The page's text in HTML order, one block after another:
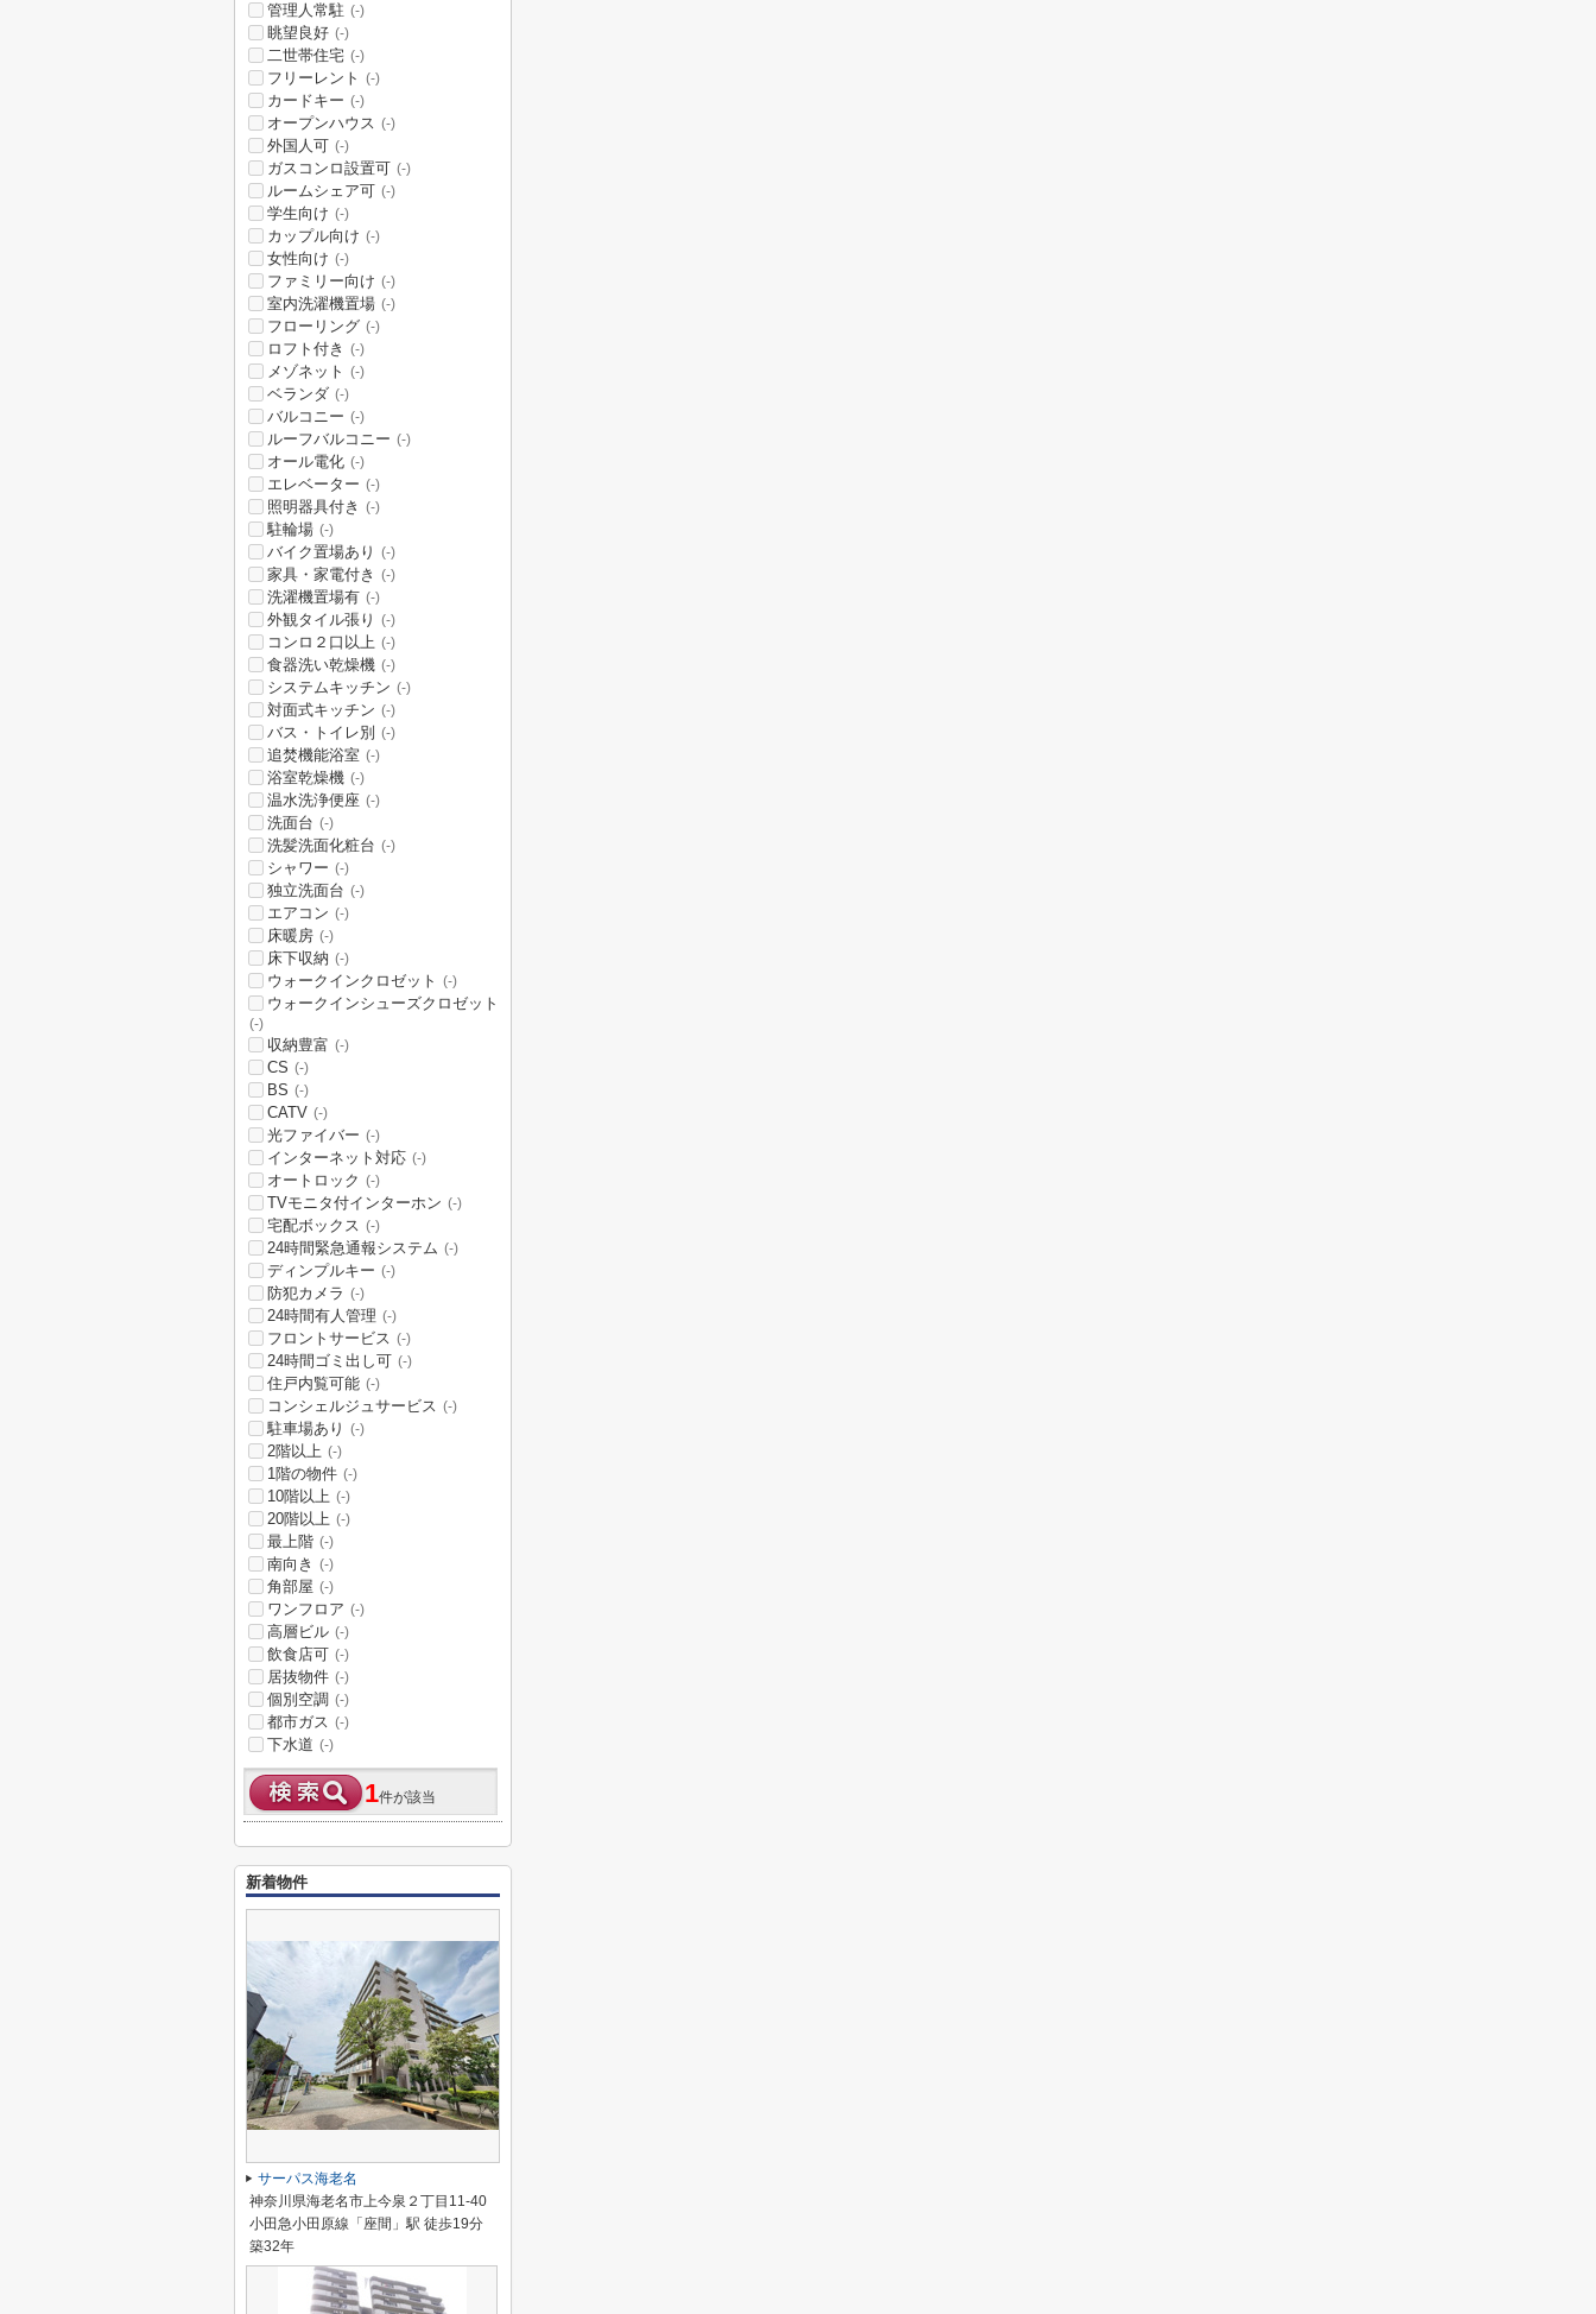
管理人常駐 (-)
眺望良好 (-)
二世帯住宅 (-)
フリーレント (-)
カードキー (-)
オープンハウス (-)
外国人可 (-)
ガスコンロ設置可 (-)
ルームシェア可 (-)
学生向け (-)
カップル向け (-)
女性向け (-)
ファミリー向け (-)
室内洗濯機置場 (-)
フローリング (-)
ロフト付き (-)
メゾネット (-)
ベランダ (-)
バルコニー (-)
ルーフバルコニー (-)
オール電化 (-)
エレベーター (-)
照明器具付き (-)
駐輪場 (-)
バイク置場あり (-)
家具・家電付き (-)
洗濯機置場有 (-)
外観タイル張り (-)
コンロ２口以上 (-)
食器洗い乾燥機 (-)
システムキッチン (-)
対面式キッチン (-)
バス・トイレ別 (-)
追焚機能浴室 (-)
浴室乾燥機 (-)
温水洗浄便座 (-)
洗面台 (-)
洗髪洗面化粧台 (-)
シャワー (-)
独立洗面台 (-)
エアコン (-)
床暖房 (-)
床下収納 (-)
ウォークインクロゼット (-)
ウォークインシューズクロゼット
(-)
収納豊富 (-)
CS (-)
BS (-)
CATV (-)
光ファイバー (-)
インターネット対応 (-)
オートロック (-)
TVモニタ付インターホン (-)
宅配ボックス (-)
24時間緊急通報システム (-)
ディンプルキー (-)
防犯カメラ (-)
24時間有人管理 (-)
フロントサービス (-)
24時間ゴミ出し可 (-)
住戸内覧可能 (-)
コンシェルジュサービス (-)
駐車場あり (-)
2階以上 (-)
1階の物件 (-)
10階以上 (-)
20階以上 (-)
最上階 (-)
南向き (-)
角部屋 (-)
ワンフロア (-)
高層ビル (-)
飲食店可 (-)
居抜物件 (-)
個別空調 (-)
都市ガス (-)
下水道 (-)
1件が該当
新着物件
サーパス海老名
神奈川県海老名市上今泉２丁目11-40
小田急小田原線「座間」駅 徒歩19分
築32年